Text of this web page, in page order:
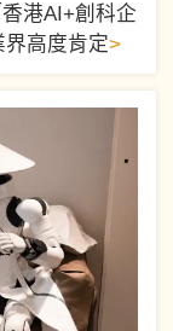
港AI+創科企
高度肯定>